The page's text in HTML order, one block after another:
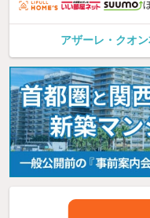
アザーレ・クオ